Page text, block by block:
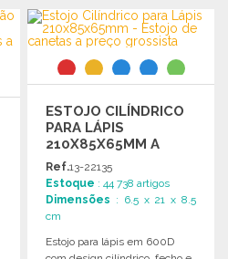
ESTOJO CILÍNDRICO
PARA LÁPIS
210X85X65MM A
PREÇO GROSSISTA
Ref.13-22135
Estoque : 44 738 artigos
Dimensões : 6.5 x 21 x 8.5
cm
Estojo para lápis em 600D